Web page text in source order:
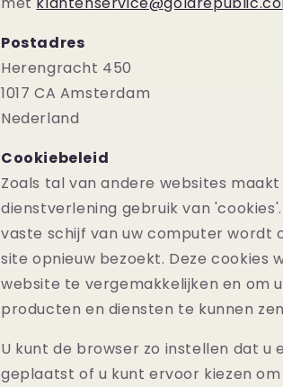
Postadres
Herengracht 450
1017 CA Amsterdam
Nederland
Cookiebeleid
Zoals tal van andere websites
dienstverlening gebruik van
vaste schijf van uw computer wordt
site opnieuw bezoekt. Deze cookies
website te vergemakkelijken en om
producten en diensten te kunnen
U kunt de browser zo instellen dat
geplaatst of u kunt ervoor kiezen